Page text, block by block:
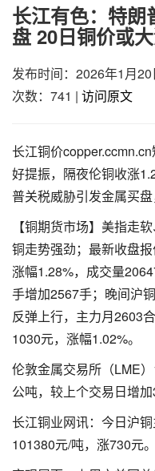
长江有色：特朗
盘 20日铜价或
发布时间：2026年1月20
次数：741 | 访问原文
长江铜价
好提振，隔夜伦铜收涨
普关税威胁引发金属买
【铜期货市场】美指走
铜走势强劲；最新收盘
涨幅1.28%，成交量
手增加2567手；晚间沪
反弹上行，主力月2603
1030元，涨幅1.02%。
伦敦金属交易所（LME
公吨，较上个交易日增
长江铜业网讯：今日沪
101380元/吨，涨730元。